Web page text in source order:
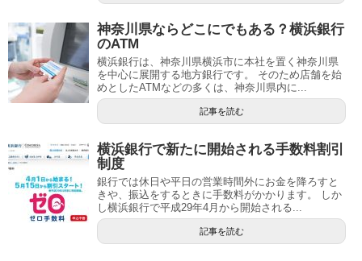
神奈川県ならどこにでもある？横浜銀行
のATM
横浜銀行は、神奈川県横浜市に本社を置く神奈川県
を中心に展開する地方銀行です。 そのため店舗を始
めとしたATMなどの多くは、神奈川県内に...
記事を読む
横浜銀行で新たに開始される手数料割引
制度
銀行では休日や平日の営業時間外にお金を降ろすと
きや、振込をするときに手数料がかかります。 しか
し横浜銀行で平成29年4月から開始される...
記事を読む